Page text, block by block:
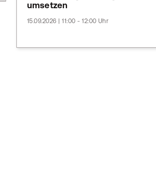
umsetzen
15.09.2026 | 11:00 - 12:00 Uhr